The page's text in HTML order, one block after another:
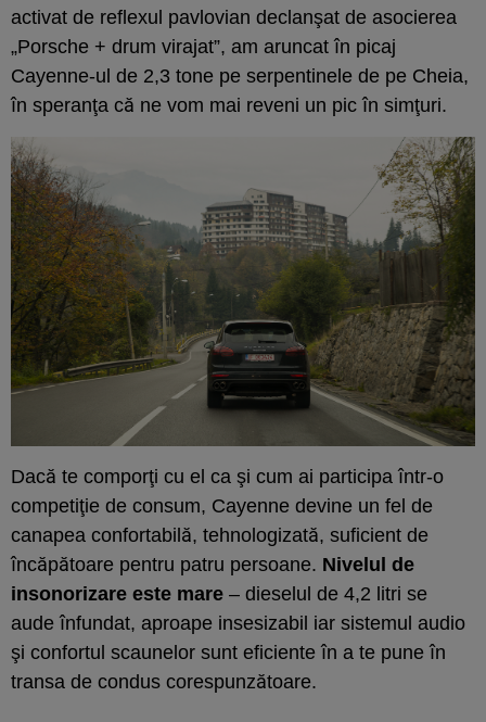
activat de reflexul pavlovian declanşat de asocierea
„Porsche + drum virajat”, am aruncat în picaj
Cayenne-ul de 2,3 tone pe serpentinele de pe Cheia,
în speranţa că ne vom mai reveni un pic în simţuri.
Dacă te comporţi cu el ca şi cum ai participa într-o
competiţie de consum, Cayenne devine un fel de
canapea confortabilă, tehnologizată, suficient de
încăpătoare pentru patru persoane. Nivelul de
insonorizare este mare – dieselul de 4,2 litri se
aude înfundat, aproape insesizabil iar sistemul audio
şi confortul scaunelor sunt eficiente în a te pune în
transa de condus corespunzătoare.